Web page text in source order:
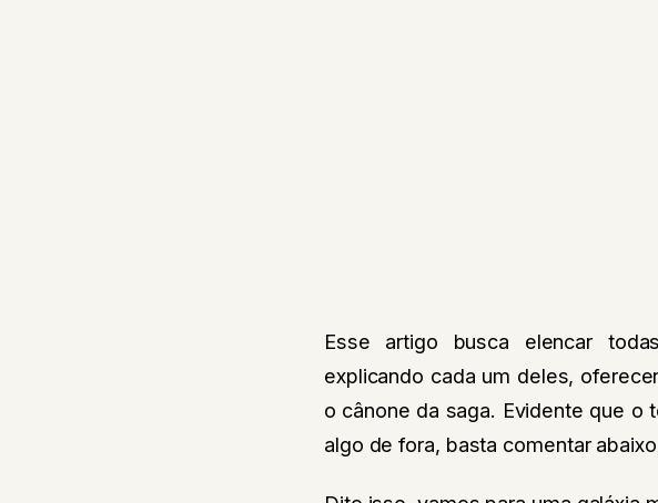
Esse artigo busca elencar
explicando cada um deles,
o cânone da saga. Evidente que
algo de fora, basta comentar